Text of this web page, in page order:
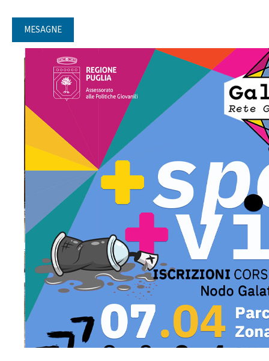
MESAGNE